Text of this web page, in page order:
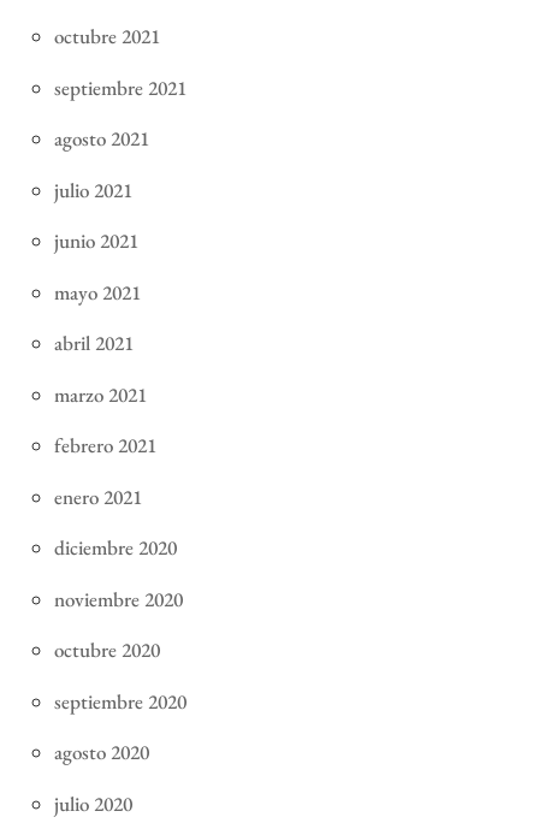
octubre 2021
septiembre 2021
agosto 2021
julio 2021
junio 2021
mayo 2021
abril 2021
marzo 2021
febrero 2021
enero 2021
diciembre 2020
noviembre 2020
octubre 2020
septiembre 2020
agosto 2020
julio 2020